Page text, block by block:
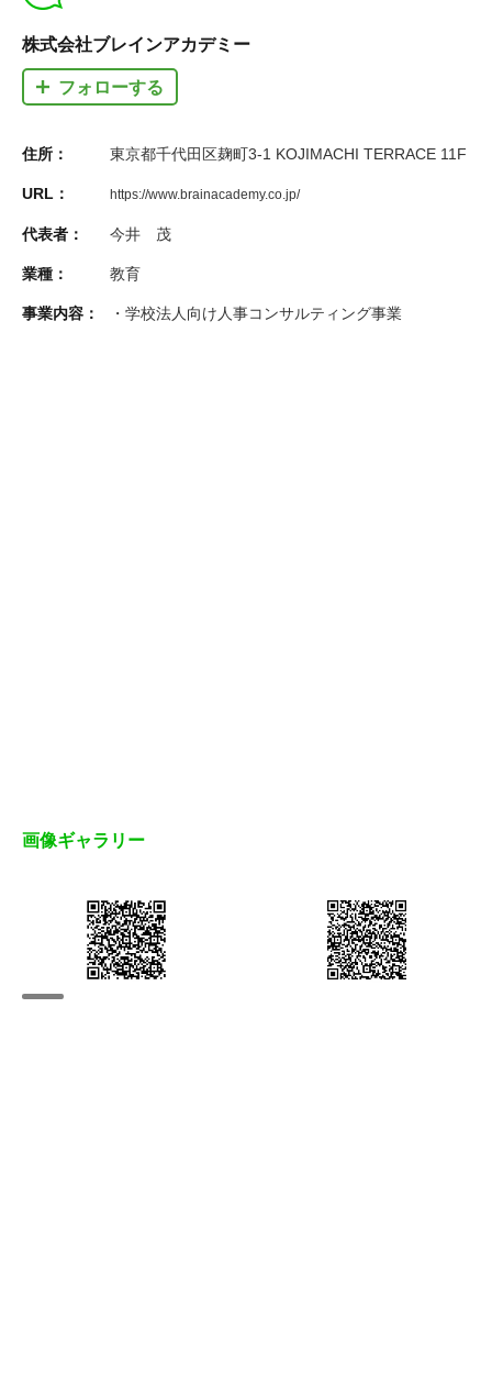
株式会社ブレインアカデミー
フォローする
住所： 東京都千代田区麹町3-1 KOJIMACHI TERRACE 11F
URL： https://www.brainacademy.co.jp/
代表者： 今井 茂
業種： 教育
事業内容： ・学校法人向け人事コンサルティング事業
画像ギャラリー